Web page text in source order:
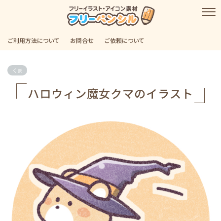
ご利用方法について お問合せ ご依頼について
くま
ハロウィン魔女クマのイラスト